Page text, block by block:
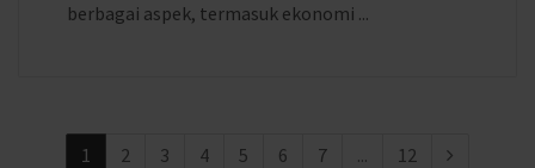
berbagai aspek, termasuk ekonomi ...
1 2 3 4 5 6 7 ... 12